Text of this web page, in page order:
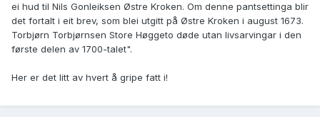
ei hud til Nils Gonleiksen Østre Kroken. Om denne pantsettinga blir
det fortalt i eit brev, som blei utgitt på Østre Kroken i august 1673.
Torbjørn Torbjørnsen Store Høggeto døde utan livsarvingar i den
første delen av 1700-talet".
Her er det litt av hvert å gripe fatt i!